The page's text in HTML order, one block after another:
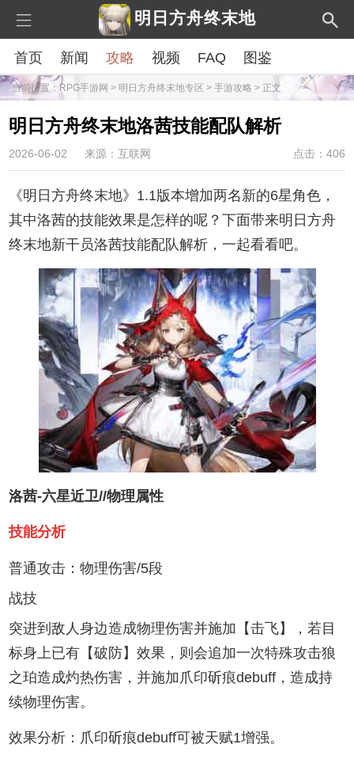
明日方舟终末地
首页 新闻 攻略 视频 FAQ 图鉴
当前位置：RPG手游网 > 明日方舟终末地专区 > 手游攻略 > 正文
明日方舟终末地洛茜技能配队解析
2026-06-02 来源：互联网 点击：406
《明日方舟终末地》1.1版本增加两名新的6星角色，
其中洛茜的技能效果是怎样的呢？下面带来明日方舟
终末地新干员洛茜技能配队解析，一起看看吧。
洛茜-六星近卫//物理属性
技能分析
普通攻击：物理伤害/5段
战技
突进到敌人身边造成物理伤害并施加【击飞】，若目
标身上已有【破防】效果，则会追加一次特殊攻击狼
之珀造成灼热伤害，并施加爪印斫痕debuff，造成持
续物理伤害。
效果分析：爪印斫痕debuff可被天赋1增强。